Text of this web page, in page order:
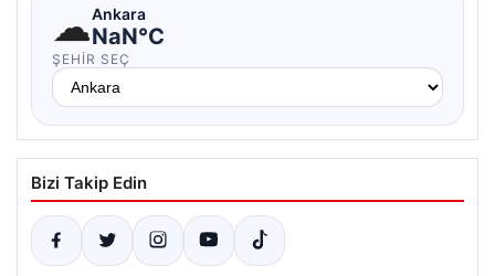
☁Ankara
NaN°C
ŞEHIR SEÇ
Bizi Takip Edin